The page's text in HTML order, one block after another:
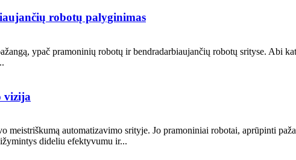
robotų palyginimas
ypač pramoninių robotų ir bendradarbiaujančių robotų srityse. Abi
vizija
meistriškumą automatizavimo srityje. Jo pramoniniai robotai, aprūpinti
dideliu efektyvumu ir...